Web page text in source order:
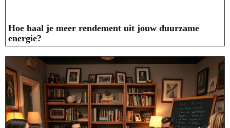
Hoe haal je meer rendement uit jouw duurzame
energie?